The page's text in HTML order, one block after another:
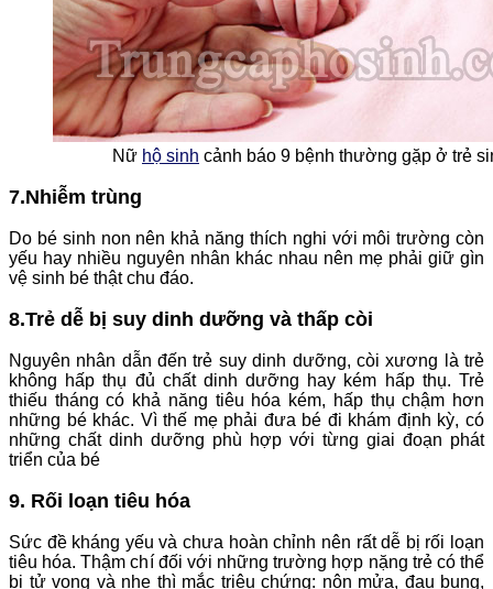
Nữ hộ sinh cảnh báo 9 bệnh thường gặp ở trẻ
7.Nhiễm trùng
Do bé sinh non nên khả năng thích nghi với môi trường còn
yếu hay nhiều nguyên nhân khác nhau nên mẹ phải giữ gìn
vệ sinh bé thật chu đáo.
8.Trẻ dễ bị suy dinh dưỡng và thấp còi
Nguyên nhân dẫn đến trẻ suy dinh dưỡng, còi xương là trẻ
không hấp thụ đủ chất dinh dưỡng hay kém hấp thụ. Trẻ
thiếu tháng có khả năng tiêu hóa kém, hấp thụ chậm hơn
những bé khác. Vì thế mẹ phải đưa bé đi khám định kỳ, có
những chất dinh dưỡng phù hợp với từng giai đoạn phát
triển của bé
9. Rối loạn tiêu hóa
Sức đề kháng yếu và chưa hoàn chỉnh nên rất dễ bị rối loạn
tiêu hóa. Thậm chí đối với những trường hợp nặng trẻ có thể
bị tử vong và nhẹ thì mắc triệu chứng: nôn mửa, đau bụng,